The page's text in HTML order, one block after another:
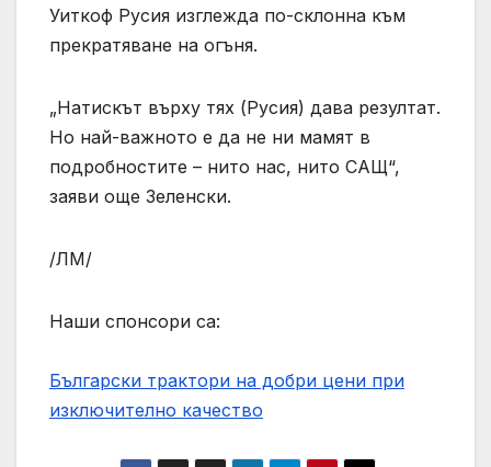
Уиткоф Русия изглежда по-склонна към
прекратяване на огъня.
„Натискът върху тях (Русия) дава резултат.
Но най-важното е да не ни мамят в
подробностите – нито нас, нито САЩ“,
заяви още Зеленски.
/ЛМ/
Наши спонсори са:
Български трактори на добри цени при
изключително качество